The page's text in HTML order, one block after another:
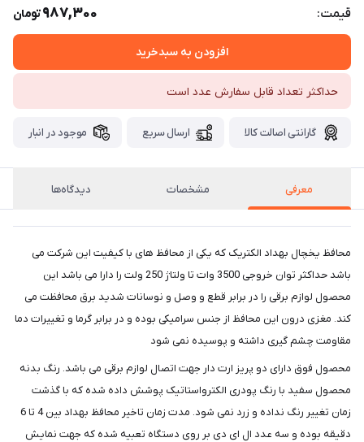
قیمت: 987,300تومان
افزودن به سبدخرید
حداکثر تعداد قابل سفارش عدد است
گارانتی اصالت کالا ارسال سریع موجود در انبار
معرفی مشخصات دیدگاه‌ها
محافظ یخچال بهداد الکتریک که یکی از محافظ های با کیفیت این شرکت می
باشد حداکثر توان خروجی 3500 وات تا ولتاژ 250 ولت را دارا می باشد این
محصول لوازم برقی را در برابر قطع و وصل و نوسانات شدید برق محافظت می
کند. مغزی درون این محافظ از جنس سرامیکی بوده و در برابر گرما و تغییرات دما
مقاومت چشم گیری داشته و پوسیده نمی شود
محصول فوق دارای دو پریز ارت دار جهت اتصال لوازم برقی می باشد. رنگ بدنه
محصول سفید با رنگ پودری الکترواستاتیک پوشش داده شده که با گذشت
زمان تغییر رنگ نداده و زرد نمی شود. مدت زمان تاخیر محافظ بهداد بین 4 تا 6
دقیقه بوده و سه عدد ال ای دی بر روی دستگاه تعبیه شده که جهت نمایش